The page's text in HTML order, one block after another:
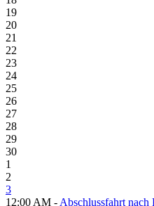
19
20
21
22
23
24
25
26
27
28
29
30
1
2
3
12:00 AM - Abschlussfahrt nach